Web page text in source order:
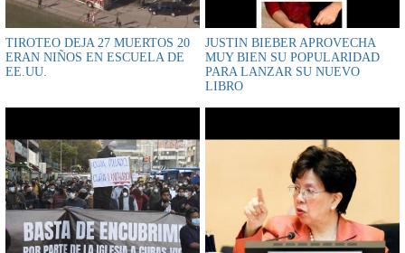
TIROTEO DEJA 27 MUERTOS 20
ERAN NIÑOS EN ESCUELA DE
EE.UU.
JUSTIN BIEBER APROVECHA
MUY BIEN SU POPULARIDAD
PARA LANZAR SU NUEVO
LIBRO